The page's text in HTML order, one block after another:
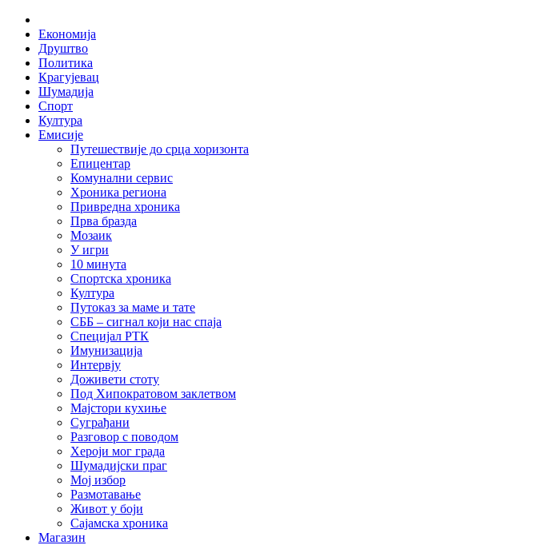
Skip
content
Економија
Друштво
Политика
Крагујевац
Шумадија
Спорт
Култура
Емисије
Путешествије до срца хоризонта
Епицентар
Комунални сервис
Хроника региона
Привредна хроника
Прва бразда
Мозаик
У игри
10 минута
Спортска хроника
Култура
Путоказ за маме и тате
СББ – сигнал који нас спаја
Специјал РТК
Имунизација
Интервју
Доживети стоту
Под Хипократовом заклетвом
Мајстори кухиње
Суграђани
Разговор с поводом
Хероји мог града
Шумадијски праг
Мој избор
Размотавање
Живот у боји
Сајамска хроника
Магазин